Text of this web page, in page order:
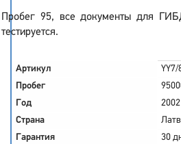
Пробег 95, все документы для
тестируется.
Артикул
YY7/
Пробег
Год
2002
Страна
Гарантия
30